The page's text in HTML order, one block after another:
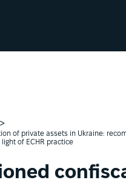
>
of private assets in Ukraine:
of ECHR practice